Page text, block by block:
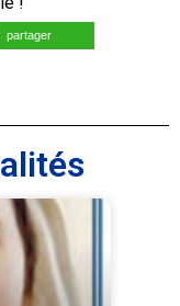
partager